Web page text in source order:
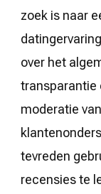
zoek is naar
over het
transparantie
moderatie
tevreden
recensies te